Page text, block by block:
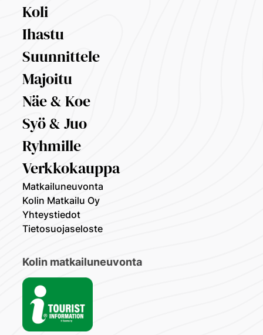
Koli
Ihastu
Suunnittele
Majoitu
Näe & Koe
Syö & Juo
Ryhmille
Verkkokauppa
Matkailuneuvonta
Kolin Matkailu Oy
Yhteystiedot
Tietosuojaseloste
Kolin matkailuneuvonta